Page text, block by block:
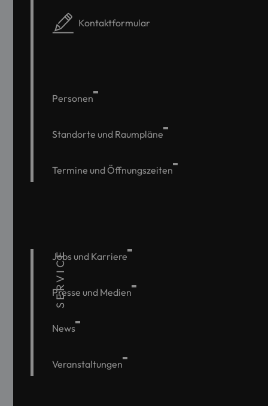
Kontaktformular
Personen
Standorte und Raumpläne
Termine und Öffnungszeiten
SERVICE
Jobs und Karriere
Presse und Medien
News
Veranstaltungen